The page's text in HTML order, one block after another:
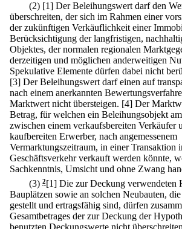
(2) [1] Der Beleihungswert darf den
überschreiten, der sich im Rahmen einer
der zukünftigen Verkäuflichkeit einer
Berücksichtigung der langfristigen,
Objektes, der normalen regionalen
derzeitigen und möglichen anderweitigen
Spekulative Elemente dürfen dabei nicht
[3] Der Beleihungswert darf einen auf
nach einem anerkannten
Marktwert nicht übersteigen. [4] Der
Betrag, für welchen ein Beleihungsobjekt
zwischen einem verkaufsbereiten Verkäufer
kaufbereiten Erwerber, nach angemessenem
Vermarktungszeitraum, in einer Transaktion
Geschäftsverkehr verkauft werden könnte,
Sachkenntnis, Umsicht und ohne Zwang
(3) 2[1] Die zur Deckung verwendeten
Bauplätzen sowie an solchen Neubauten,
gestellt und ertragsfähig sind, dürfen
Gesamtbetrages der zur Deckung der
benutzten Deckungswerte nicht